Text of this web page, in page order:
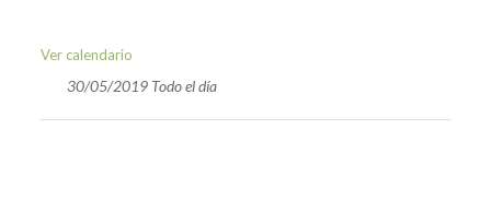
Ver calendario
30/05/2019 Todo el día